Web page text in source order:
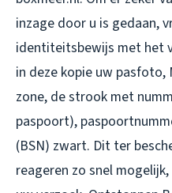
inzage door u is gedaan,
identiteitsbewijs met het
in deze kopie uw pasfoto,
zone, de strook met
paspoort),
(BSN) zwart. Dit ter
reageren zo snel